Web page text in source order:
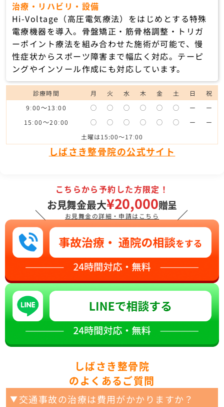
診療時間 月 火 水 木 金 土 日
祝
9ː00～13ː00
◯ ◯ ◯ ◯ ◯ ◯ ー
ー
15ː00～20ː00
◯ ◯ ◯ ◯ ◯ ◯ ー
ー
土曜は15:00〜17ː00
治療・リハビリ・設備
Hi-Voltage（高圧電気療法）をはじめとする特殊
電療機器を導入。骨盤矯正・筋骨格調整・トリガ
ーポイント療法を組み合わせた施術が可能で、慢
性症状からスポーツ障害まで幅広く対応。テーピ
ングやインソール作成にも対応しています。
しばさき整骨院の公式サイト
＼
こちらから予約した方限定！
お見舞金最大¥20,000贈呈
お見舞金の詳細・申請はこちら ／
しばさき整骨院
のよくあるご質問
▼ 交通事故の治療は費用がかかりますか？